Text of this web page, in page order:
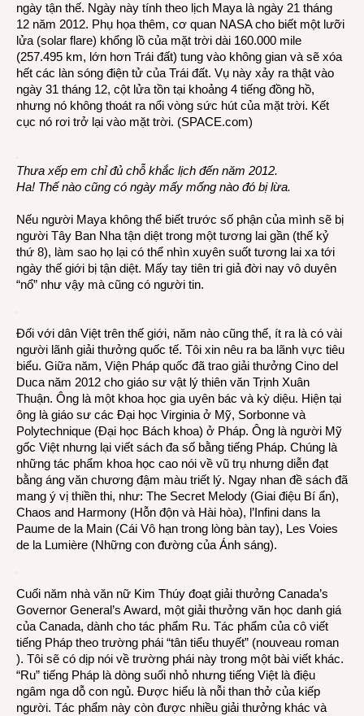
ngày tận thế. Ngày này tính theo lịch Maya là ngày 21 tháng
12 năm 2012. Phụ họa thêm, cơ quan NASA cho biết một lưỡi
lửa (solar flare) khổng lồ của mặt trời dài 160.000 mile
(257.495 km, lớn hơn Trái đất) tung vào không gian và sẽ xóa
hết các làn sóng điện tử của Trái đất. Vụ này xảy ra thật vào
ngày 31 tháng 12, cột lửa tồn tại khoảng 4 tiếng đồng hồ,
nhưng nó không thoát ra nổi vòng sức hút của mặt trời. Kết
cục nó rơi trở lại vào mặt trời. (SPACE.com)
Thưa xếp em chỉ đủ chỗ khắc lịch đến năm 2012.
Ha! Thế nào cũng có ngày mấy mống nào đó bị lừa.
Nếu người Maya không thể biết trước số phận của mình sẽ bị
người Tây Ban Nha tận diệt trong một tương lai gần (thế kỷ
thứ 8), làm sao họ lại có thể nhìn xuyên suốt tương lai xa tới
ngày thế giới bị tận diệt. Mấy tay tiên tri giả đời nay vô duyên
“nổ” như vậy mà cũng có người tin.
Đối với dân Việt trên thế giới, năm nào cũng thế, ít ra là có vài
người lãnh giải thưởng quốc tế. Tôi xin nêu ra ba lãnh vực tiêu
biểu. Giữa năm, Viện Pháp quốc đã trao giải thưởng Cino del
Duca năm 2012 cho giáo sư vật lý thiên văn Trịnh Xuân
Thuận. Ông là một khoa học gia uyên bác và kỳ diệu. Hiện tại
ông là giáo sư các Đại học Virginia ở Mỹ, Sorbonne và
Polytechnique (Đại học Bách khoa) ở Pháp. Ông là người Mỹ
gốc Việt nhưng lại viết sách đa số bằng tiếng Pháp. Chúng là
những tác phẩm khoa học cao nói về vũ trụ nhưng diễn đạt
bằng áng văn chương đậm màu triết lý. Ngay nhan đề sách đã
mang ý vị thiền thi, như: The Secret Melody (Giai điệu Bí ẩn),
Chaos and Harmony (Hỗn độn và Hài hòa), l’Infini dans la
Paume de la Main (Cái Vô hạn trong lòng bàn tay), Les Voies
de la Lumière (Những con đường của Ánh sáng).
Cuối năm nhà văn nữ Kim Thúy đoạt giải thưởng Canada’s
Governor General’s Award, một giải thưởng văn học danh giá
của Canada, dành cho tác phẩm Ru. Tác phẩm của cô viết
tiếng Pháp theo trường phái “tân tiểu thuyết” (nouveau roman
). Tôi sẽ có dịp nói về trường phái này trong một bài viết khác.
“Ru” tiếng Pháp là dòng suối nhỏ nhưng tiếng Việt là điệu
ngâm nga dỗ con ngủ. Được hiểu là nỗi than thở của kiếp
người. Tác phẩm này còn được nhiều giải thưởng khác và